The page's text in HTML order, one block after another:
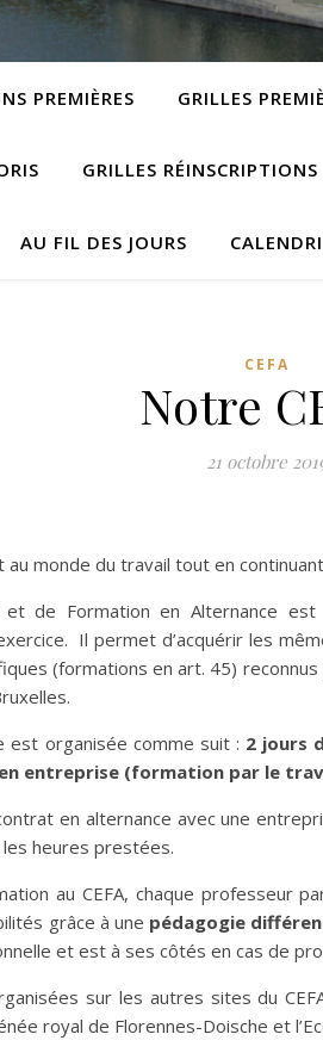
PREMIÈRES GRILLES
GRILLES RÉINSCRIPTIONS
AU FIL DES JOURS
CEFA
Notre
21 octobre
monde du travail tout en
et de Formation en Alternance
Il permet d’acquérir les
(formations en art. 45)
est organisée comme suit : 2 jours
entreprise (formation par le
en alternance avec une
heures prestées.
au CEFA, chaque professeur
grâce à une pédagogie
et est à ses côtés en cas de
sur les autres sites du
royal de Florennes-Doische et